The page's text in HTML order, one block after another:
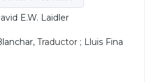
E.W. Laidler
, Traductor ; Lluis Fina